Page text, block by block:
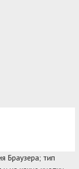
Браузера; тип